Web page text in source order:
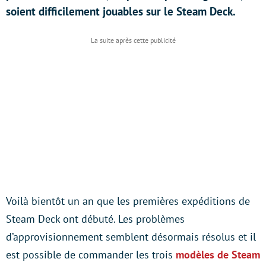
soient difficilement jouables sur le Steam Deck.
Voilà bientôt un an que les premières expéditions de
Steam Deck ont débuté. Les problèmes
d’approvisionnement semblent désormais résolus et il
est possible de commander les trois modèles de Steam